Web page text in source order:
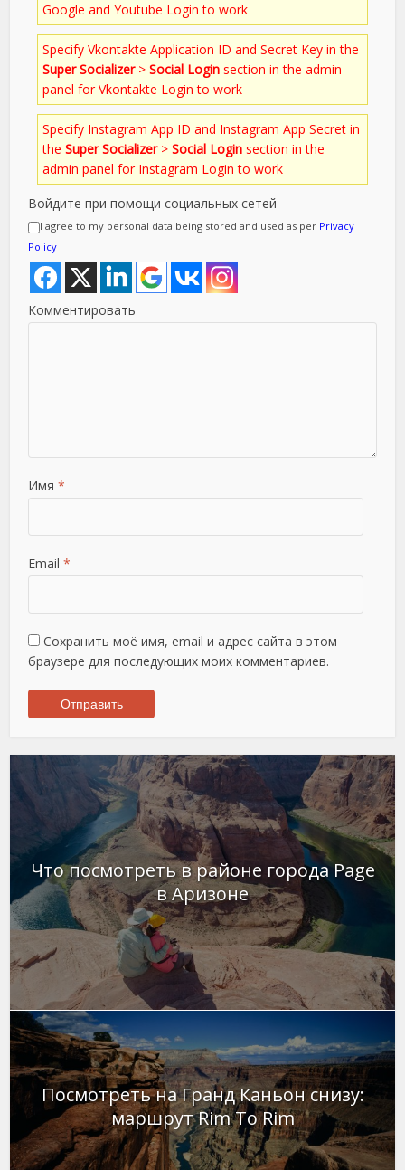
Google and Youtube Login to work
Specify Vkontakte Application ID and Secret Key in the
Super Socializer>Social Login section in the admin
panel for Vkontakte Login to work
Specify Instagram App ID and Instagram App Secret in
theSuper Socializer>Social Login section in the
admin panel for Instagram Login to work
Войдите при помощи социальных сетей
I agree to my personal data being stored and used as per Privacy
Policy
Комментировать
Имя *
Email *
Сохранить моё имя, email и адрес сайта в этом
браузере для последующих моих комментариев.
Что посмотреть в районе города Page
в Аризоне
Посмотреть на Гранд Каньон снизу:
маршрут Rim To Rim